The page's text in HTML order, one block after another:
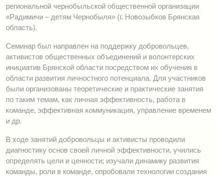
региональной чернобыльской общественной организации
«Радимичи – детям Чернобыля» (г. Новозыбков Брянская
область).
Семинар был направлен на поддержку добровольцев,
активистов общественных объединений и волонтерских
инициатив Брянской области посредством их обучения в
области развития личностного потенциала. Для участников
были организованы теоретические и практические занятия
по таким темам, как личная эффективность, работа в
команде, эффективная коммуникация, управление временем
и др.
В ходе занятий добровольцы и активисты проводили
диагностику основ своей личной эффективности, учились
определять цели и ценности; изучали динамику развития
команды, роли в команде, опробовали технологии создания